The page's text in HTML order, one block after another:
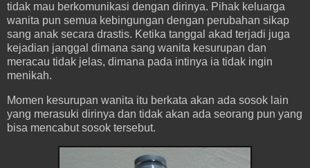
tidak mau berkomunikasi dengan dirinya. Pihak keluarga
wanita pun semua kebingungan dengan perubahan sikap
sang anak secara drastis. Ketika tanggal akad terjadi juga
kejadian janggal dimana sang wanita kesurupan dan
meracau tidak jelas, dimana pada intinya ia tidak ingin
menikah.
Momen kesurupan wanita itu berkata akan ada sosok lain
yang merasuki dirinya dan tidak akan ada seorang pun yang
bisa mencabut sosok tersebut.